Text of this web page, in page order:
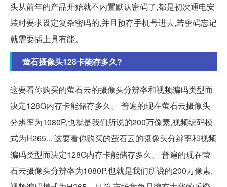
头从前年的产品开始就不内置默认密码了,都是初次通电安
装时要求设定复杂密码的,并且预存手机号进去,若密码忘记
就需要插上具有能。
萤石摄像头128卡能存多久?
这要看你购买的萤石云的摄像头分辨率和视频编码类型而
决定128G内存卡能储存多久。 普遍的现在萤石云摄像头
分辨率为1080P,也就是我们所说的200万像素,视频编码模
式为H265... 这要看你购买的萤石云的摄像头分辨率和视频
编码类型而决定128G内存卡能储存多久。 普遍的现在萤
石云摄像头分辨率为1080P,也就是我们所说的200万像素,